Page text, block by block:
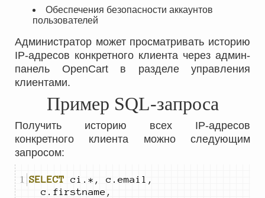
Обеспечения безопасности аккаунтов
пользователей
Администратор может просматривать историю
IP-адресов конкретного клиента через админ-
панель OpenCart в разделе управления
клиентами.
Пример SQL-запроса
Получить историю всех IP-адресов
конкретного клиента можно следующим
запросом:
SELECT ci.*, c.email,
c.firstname,